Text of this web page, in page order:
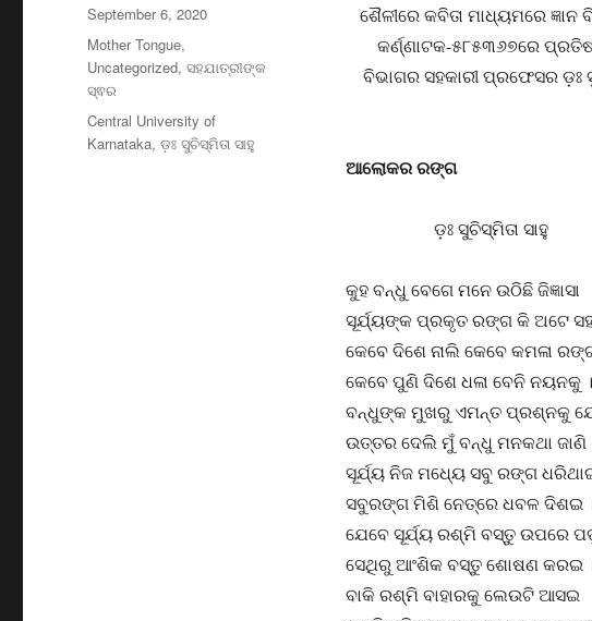
ଶୈଳୀରେ କବିତା ମାଧ୍ୟମରେ
କର୍ଣ୍ଣାଟକ-୫୮୫୩୬୭ରେ
ବିଭାଗର ସହକାରୀ ପ୍ରଫେସର
ଆଲୋକର ରଙ୍ଗ
ଡ଼ଃ ସୁଚିସ୍ମିତା ସାହୁ
କୁହ ବନ୍ଧୁ ବେଗେ ମନେ ଉଠିଛି ଜିଜ୍ଞାସା
ସୂର୍ଯ୍ୟଙ୍କ ପ୍ରକୃତ ରଙ୍ଗ କି ଅଟେ
କେବେ ଦିଶେ ନାଲି କେବେ କମଳା
କେବେ ପୁଣି ଦିଶେ ଧଳା ବେନି ନୟନକୁ ।
ବନ୍ଧୁଙ୍କ ମୁଖରୁ ଏମନ୍ତ ପ୍ରଶ୍ନକୁ
ଉତ୍ତର ଦେଲି ମୁଁ ବନ୍ଧୁ ମନକଥା ଜାଣି
ସୂର୍ଯ୍ୟ ନିଜ ମଧ୍ୟେ ସବୁ ରଙ୍ଗ
ସବୁରଙ୍ଗ ମିଶି ନେତ୍ରେ ଧବଳ ଦିଶଇ
ଯେବେ ସୂର୍ଯ୍ୟ ରଶ୍ମି ବସ୍ତୁ ଉପରେ
ସେଥିରୁ ଆଂଶିକ ବସ୍ତୁ ଶୋଷଣ କରଇ
ବାକି ରଶ୍ମି ବାହାରକୁ ଲେଉଟି ଆସଇ
Posted
on
September 6, 2020
Categories
Mother Tongue,
Uncategorized,ସହଯାତ୍ରୀଙ୍କ
ସ୍ଵର
Tags
Central University of
Karnataka,ଡ଼ଃ ସୁଚିସ୍ମିତା ସାହୁ